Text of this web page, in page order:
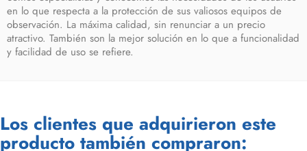
en lo que respecta a la protección de sus valiosos equipos de
observación. La máxima calidad, sin renunciar a un precio
atractivo. También son la mejor solución en lo que a funcionalidad
y facilidad de uso se refiere.
Los clientes que adquirieron este
producto también compraron: